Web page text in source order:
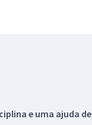
e uma ajuda de